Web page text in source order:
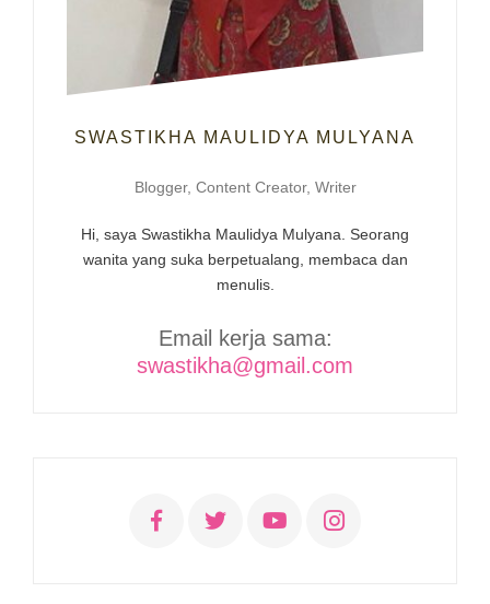
SWASTIKHA MAULIDYA MULYANA
Blogger, Content Creator, Writer
Hi, saya Swastikha Maulidya Mulyana. Seorang
wanita yang suka berpetualang, membaca dan
menulis.
Email kerja sama:
swastikha@gmail.com